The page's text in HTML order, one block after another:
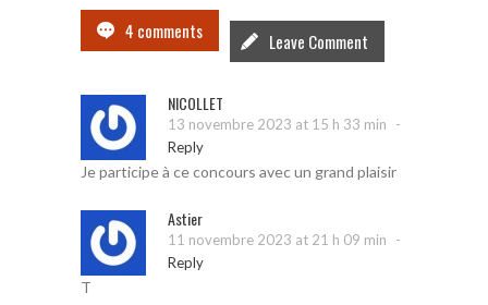
4 comments Leave Comment
NICOLLET
13 novembre 2023 at 15 h 33 min -
Reply
Je participe à ce concours avec un grand plaisir
Astier
11 novembre 2023 at 21 h 09 min -
Reply
T